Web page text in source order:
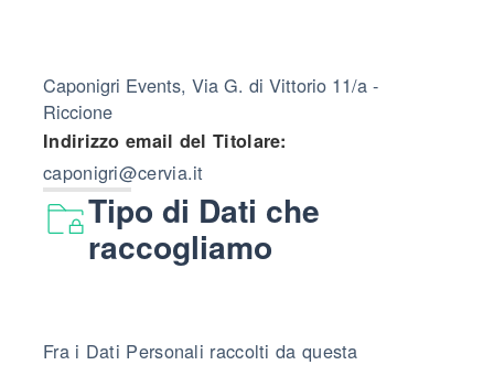
Caponigri Events, Via G. di Vittorio 11/a -
Riccione
Indirizzo email del Titolare:
caponigri@cervia.it
Tipo di Dati che
raccogliamo
Fra i Dati Personali raccolti da questa